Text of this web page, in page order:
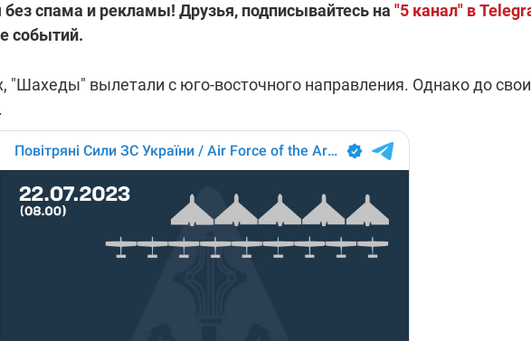
без спама и рекламы! Друзья, подписывайтесь на "5 канал" в
событий.
вылетали с юго-восточного направления. Однако до
областях остается без
электроснабжения в результате
российских обстрелов
Подготовьте внешние аккумуляторы: в
отключений электроэнергии –
НАБУ начало расследование в
08.09.2025 12:28
Поддержи
"Машинерию войны" и
выиграй легендарный
11.08.2025 15:16
Работают на
передовой:
поддержите